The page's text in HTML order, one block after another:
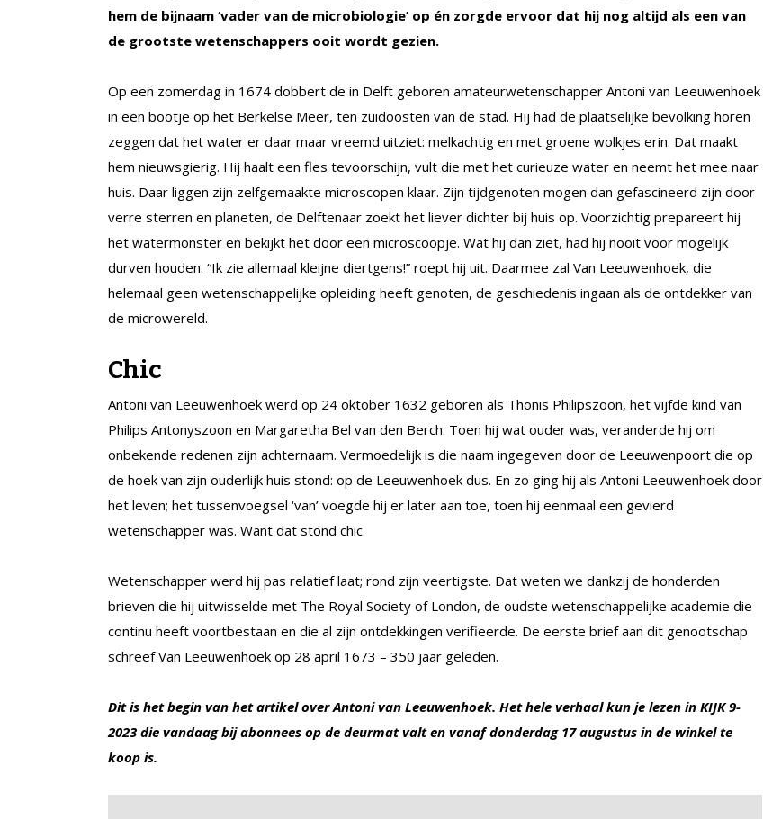
hem de bijnaam ‘vader van de microbiologie’ op én zorgde ervoor dat hij nog altijd als een van
de grootste wetenschappers ooit wordt gezien.
Op een zomerdag in 1674 dobbert de in Delft geboren amateurwetenschapper Antoni van Leeuwenhoek
in een bootje op het Berkelse Meer, ten zuidoosten van de stad. Hij had de plaatselijke bevolking horen
zeggen dat het water er daar maar vreemd uitziet: melkachtig en met groene wolkjes erin. Dat maakt
hem nieuwsgierig. Hij haalt een fles tevoorschijn, vult die met het curieuze water en neemt het mee naar
huis. Daar liggen zijn zelfgemaakte microscopen klaar. Zijn tijdgenoten mogen dan gefascineerd zijn door
verre sterren en planeten, de Delftenaar zoekt het liever dichter bij huis op. Voorzichtig prepareert hij
het watermonster en bekijkt het door een microscoopje. Wat hij dan ziet, had hij nooit voor mogelijk
durven houden. “Ik zie allemaal kleijne diertgens!” roept hij uit. Daarmee zal Van Leeuwenhoek, die
helemaal geen wetenschappelijke opleiding heeft genoten, de geschiedenis ingaan als de ontdekker van
de microwereld.
Chic
Antoni van Leeuwenhoek werd op 24 oktober 1632 geboren als Thonis Philipszoon, het vijfde kind van
Philips Antonyszoon en Margaretha Bel van den Berch. Toen hij wat ouder was, veranderde hij om
onbekende redenen zijn achternaam. Vermoedelijk is die naam ingegeven door de Leeuwenpoort die op
de hoek van zijn ouderlijk huis stond: op de Leeuwenhoek dus. En zo ging hij als Antoni Leeuwenhoek door
het leven; het tussenvoegsel ‘van’ voegde hij er later aan toe, toen hij eenmaal een gevierd
wetenschapper was. Want dat stond chic.
Wetenschapper werd hij pas relatief laat; rond zijn veertigste. Dat weten we dankzij de honderden
brieven die hij uitwisselde met The Royal Society of London, de oudste wetenschappelijke academie die
continu heeft voortbestaan en die al zijn ontdekkingen verifieerde. De eerste brief aan dit genootschap
schreef Van Leeuwenhoek op 28 april 1673 – 350 jaar geleden.
Dit is het begin van het artikel over Antoni van Leeuwenhoek. Het hele verhaal kun je lezen in KIJK 9-
2023 die vandaag bij abonnees op de deurmat valt en vanaf donderdag 17 augustus in de winkel te
koop is.